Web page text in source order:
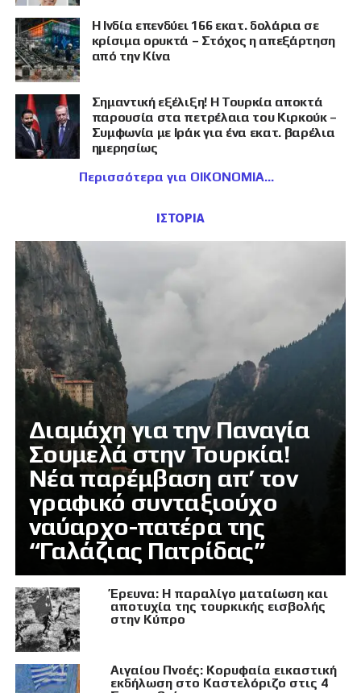
Η Ινδία επενδύει 166 εκατ. δολάρια σε
κρίσιμα ορυκτά – Στόχος η απεξάρτηση
από την Κίνα
Σημαντική εξέλιξη! Η Τουρκία αποκτά
παρουσία στα πετρέλαια του Κιρκούκ –
Συμφωνία με Ιράκ για ένα εκατ. βαρέλια
ημερησίως
Περισσότερα για ΟΙΚΟΝΟΜΙΑ
ΙΣΤΟΡΙΑ
Διαμάχη για την Παναγία
Σουμελά στην Τουρκία!
Νέα παρέμβαση απ’ τον
γραφικό συνταξιούχο
ναύαρχο-πατέρα της
“Γαλάζιας Πατρίδας”
Έρευνα: Η παραλίγο ματαίωση και
αποτυχία της τουρκικής εισβολής
στην Κύπρο
Αιγαίου Πνοές: Κορυφαία εικαστική
εκδήλωση στο Καστελόριζο στις 4